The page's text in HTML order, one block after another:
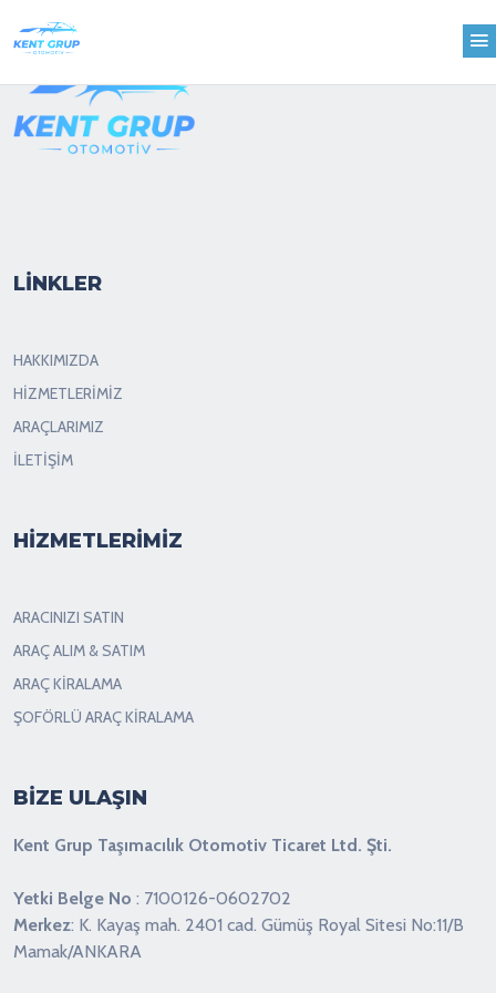
LİNKLER
HAKKIMIZDA
HİZMETLERİMİZ
ARAÇLARIMIZ
İLETİŞİM
HİZMETLERİMİZ
ARACINIZI SATIN
ARAÇ ALIM & SATIM
ARAÇ KİRALAMA
ŞOFÖRLÜ ARAÇ KİRALAMA
BİZE ULAŞIN
Kent Grup Taşımacılık Otomotiv Ticaret Ltd. Şti.
Yetki Belge No : 7100126-0602702
Merkez: K. Kayaş mah. 2401 cad. Gümüş Royal Sitesi No:11/B
Mamak/ANKARA